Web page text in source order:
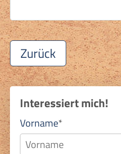
Zurück
Interessiert mich!
Pflichtfeld
Vorname*